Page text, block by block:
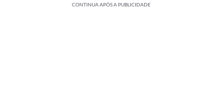
CONTINUA APÓS A PUBLICIDADE